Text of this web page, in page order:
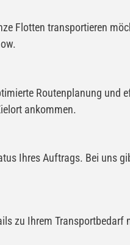
Flotten transportieren
Routenplanung und
ankommen.
Ihres Auftrags. Bei uns
zu Ihrem Transportbedarf